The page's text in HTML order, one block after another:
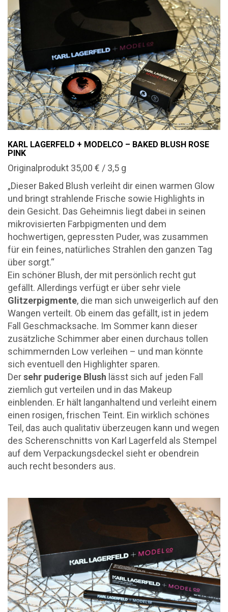
KARL LAGERFELD + MODELCO – BAKED BLUSH ROSE
PINK
Originalprodukt 35,00 € / 3,5 g
„Dieser Baked Blush verleiht dir einen warmen Glow
und bringt strahlende Frische sowie Highlights in
dein Gesicht. Das Geheimnis liegt dabei in seinen
mikrovisierten Farbpigmenten und dem
hochwertigen, gepressten Puder, was zusammen
für ein feines, natürliches Strahlen den ganzen Tag
über sorgt.“
Ein schöner Blush, der mit persönlich recht gut
gefällt. Allerdings verfügt er über sehr viele
Glitzerpigmente, die man sich unweigerlich auf den
Wangen verteilt. Ob einem das gefällt, ist in jedem
Fall Geschmacksache. Im Sommer kann dieser
zusätzliche Schimmer aber einen durchaus tollen
schimmernden Low verleihen – und man könnte
sich eventuell den Highlighter sparen.
Dersehr puderige Blush lässt sich auf jeden Fall
ziemlich gut verteilen und in das Makeup
einblenden. Er hält langanhaltend und verleiht einem
einen rosigen, frischen Teint. Ein wirklich schönes
Teil, das auch qualitativ überzeugen kann und wegen
des Scherenschnitts von Karl Lagerfeld als Stempel
auf dem Verpackungsdeckel sieht er obendrein
auch recht besonders aus.